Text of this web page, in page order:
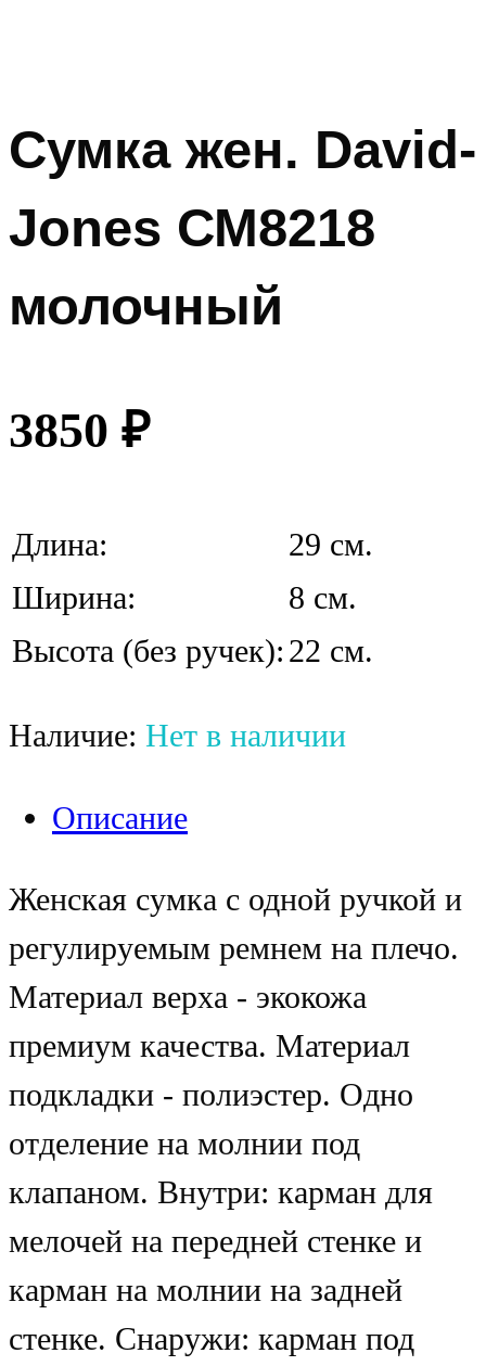
Сумка жен. David-
Jones СМ8218
молочный
3850 ₽
Длина:
29 см.
Ширина:
8 см.
Высота (без ручек): 22 см.
Наличие: Нет в наличии
Описание
Женская сумка с одной ручкой и
регулируемым ремнем на плечо.
Материал верха - экокожа
премиум качества. Материал
подкладки - полиэстер. Одно
отделение на молнии под
клапаном. Внутри: карман для
мелочей на передней стенке и
карман на молнии на задней
стенке. Снаружи: карман под